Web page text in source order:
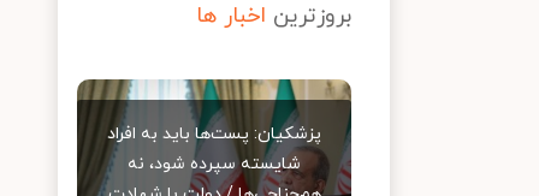
بروزترین اخبار ها
پزشکیان: پست‌ها باید به افراد
شایسته سپرده شود، نه